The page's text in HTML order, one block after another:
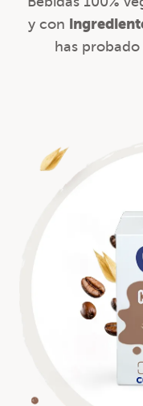
y con
has